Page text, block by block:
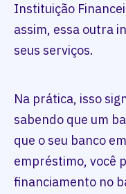
Instituição
assim, essa outra
seus serviços.
Na prática, isso
sabendo que um
que o seu banco
empréstimo, você
financiamento no